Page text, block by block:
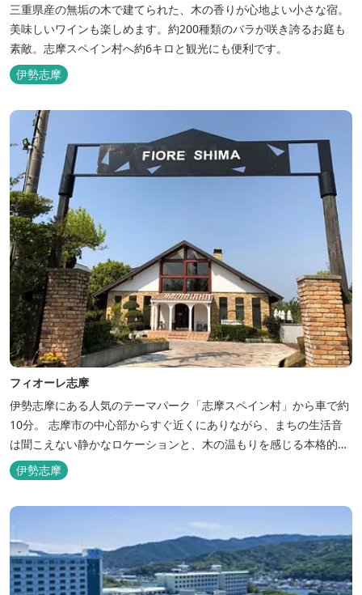
三重県産の無垢の木で建てられた、木の香りが心地よい小さな宿。
美味しいワインも楽しめます。約200種類のバラが咲き誇るお庭も
素敵。志摩スペイン村へ約6キロと観光にも便利です。
伊勢志摩
フィオーレ志摩
伊勢志摩にある人気のテーマパーク「志摩スペイン村」から車で約
10分。 志摩市の中心部からすぐ近くにありながら、まちの生活音
は聞こえない静かなロケーションと、木の温もりを感じる本格的な
コテージは、非日常の時間を過ごすにはぴったり。ペットと一緒に
泊まれる宿泊棟もあり、「週末、ペットとゆっくり過ごしたい」と
伊勢志摩